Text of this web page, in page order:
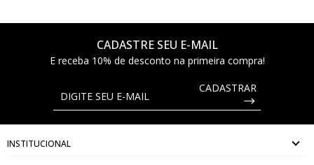
CADASTRE SEU E-MAIL
E receba 10% de desconto na primeira compra!
CADASTRAR
INSTITUCIONAL